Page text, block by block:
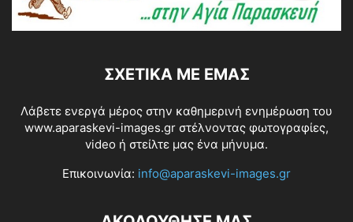
ΣΧΕΤΙΚΆ ΜΕ ΕΜΆΣ
Λάβετε ενεργά μέρος στην καθημερινή ενημέρωση του
www.aparaskevi-images.gr στέλνοντας φωτογραφίες,
video ή στείλτε μας ένα μήνυμα.
Επικοινωνία: info@aparaskevi-images.gr